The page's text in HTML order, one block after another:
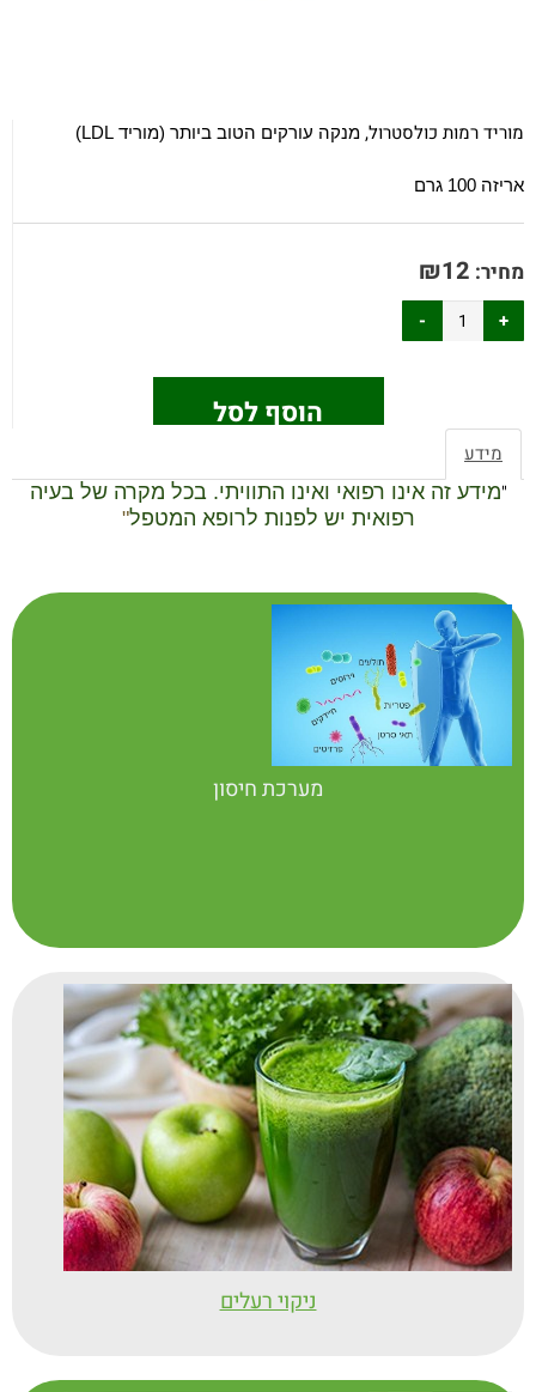
מוריד רמות כולסטרול, מנקה עורקים הטוב ביותר (מוריד LDL
)
אריזה 100 גרם
מחיר: ₪12
הוסף לסל
מידע
"מידע זה אינו רפואי ואינו התוויתי. בכל מקרה של בעיה
רפואית יש לפנות לרופא המטפל"
מערכת חיסון
ניקוי רעלים